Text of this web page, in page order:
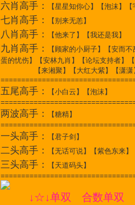
六肖高手： 【星星知你心】【泡沫】
七肖高手： 【别来无恙】
八肖高手： 【他来了】【我还是我】
九肖高手：
【顾家的小厨子】【安而
蛋的忧伤】【安林九肖】【论坛支持者】
【来湘聚】【大红大紫】【潇潇】
五尾高手：
【小白云】【泡沫】
两波高手：
【糖精】
一头高手： 【君子剑】
二头高手： 【无话可说】【紫色东来】
三头高手：
【天道码头】
↓☆↓单双 合数单